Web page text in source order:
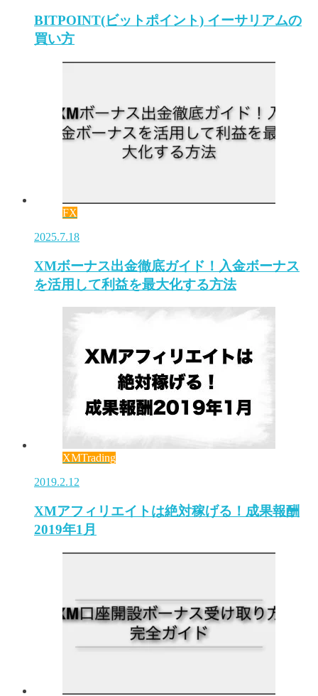
BITPOINT(ビットポイント) イーサリアムの
買い方
FX
2025.7.18
XMボーナス出金徹底ガイド！入金ボーナス
を活用して利益を最大化する方法
XMTrading
2019.2.12
XMアフィリエイトは絶対稼げる！成果報酬
2019年1月